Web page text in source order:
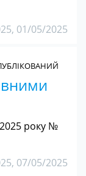
01/05/2025
року №
07/05/2025